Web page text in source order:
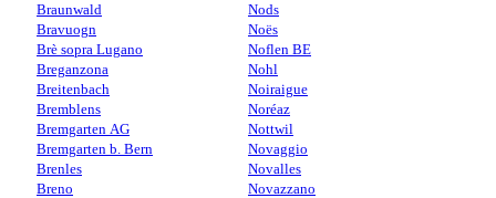
Braunwald
Bravuogn
Brè sopra Lugano
Breganzona
Breitenbach
Bremblens
Bremgarten AG
Bremgarten b. Bern
Brenles
Breno
Nods
Noës
Noflen BE
Nohl
Noiraigue
Noréaz
Nottwil
Novaggio
Novalles
Novazzano